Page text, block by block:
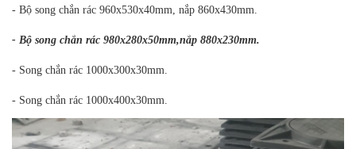
- Bộ song chắn rác 960x530x40mm, nắp 860x430mm.
- Bộ song chắn rác 980x280x50mm,nắp 880x230mm.
- Song chắn rác 1000x300x30mm.
- Song chắn rác 1000x400x30mm.